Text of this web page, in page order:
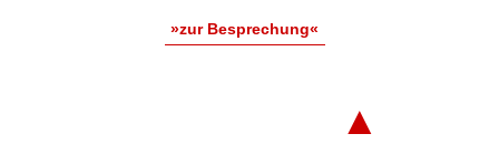
»zur Besprechung«
▲